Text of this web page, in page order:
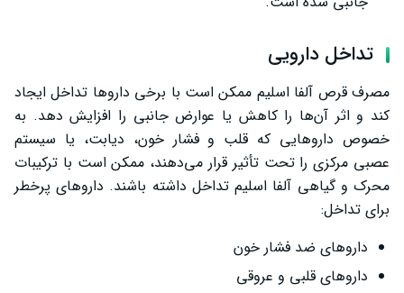
تداخل دارویی
مصرف قرص آلفا اسلیم ممکن است با برخی داروها تداخل ایجاد
کند و اثر آن‌ها را کاهش یا عوارض جانبی را افزایش دهد. به
خصوص داروهایی که قلب و فشار خون، دیابت، یا سیستم
عصبی مرکزی را تحت تأثیر قرار می‌دهند، ممکن است با ترکیبات
محرک و گیاهی آلفا اسلیم تداخل داشته باشند. داروهای پرخطر
برای تداخل:
داروهای ضد فشار خون
داروهای قلبی و عروقی